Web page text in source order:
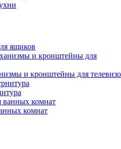
ящиков
и кронштейны для
комнат